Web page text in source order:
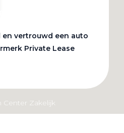
Center Zakelijk
vertrouwd een auto
Private Lease